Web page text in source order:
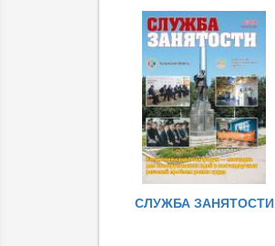
СЛУЖБА ЗАНЯТОСТИ